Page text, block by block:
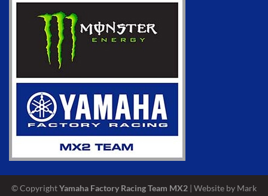
© CopyrightYamaha Factory Racing Team MX2 | Website by Mark